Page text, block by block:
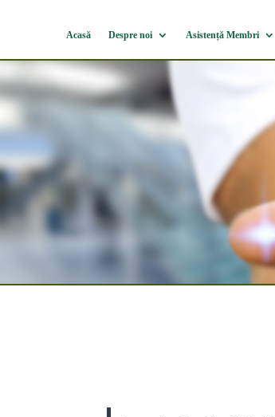
Acasă Despre noi Asistență Membri